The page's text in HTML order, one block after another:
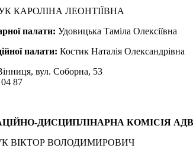
КАРОЛІНА ЛЕОНТІЇВНА
палати: Удовицька Таміла Олексіївна
палати: Костик Наталія Олександрівна
вул. Соборна, 53
87
ДИСЦИПЛІНАРНА КОМІСІЯ
ВІКТОР ВОЛОДИМИРОВИЧ